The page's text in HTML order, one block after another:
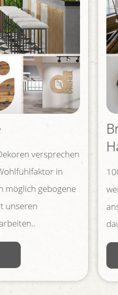
versprechen
in
möglich gebogene
unseren